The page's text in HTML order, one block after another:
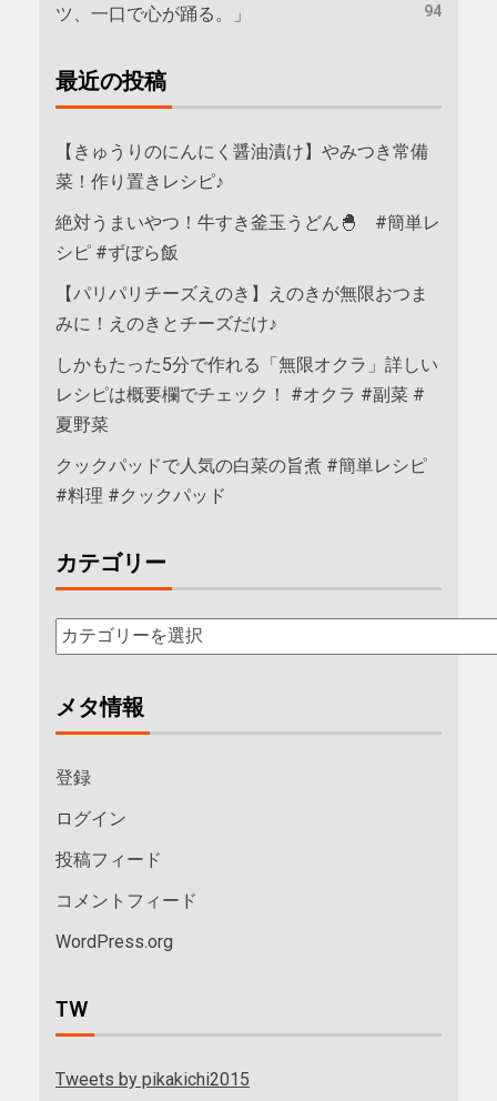
ツ、一口で心が踊る。」
94
最近の投稿
【きゅうりのにんにく醤油漬け】やみつき常備
菜！作り置きレシピ♪
絶対うまいやつ！牛すき釜玉うどん🐣 #簡単レ
シピ #ずぼら飯
【パリパリチーズえのき】えのきが無限おつま
みに！えのきとチーズだけ♪
しかもたった5分で作れる「無限オクラ」詳しい
レシピは概要欄でチェック！ #オクラ #副菜 #
夏野菜
クックパッドで人気の白菜の旨煮 #簡単レシピ
#料理 #クックパッド
カテゴリー
メタ情報
登録
ログイン
投稿フィード
コメントフィード
WordPress.org
TW
Tweets by pikakichi2015